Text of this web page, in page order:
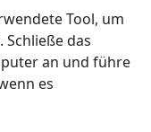
Tool, um
das
an und führe
es